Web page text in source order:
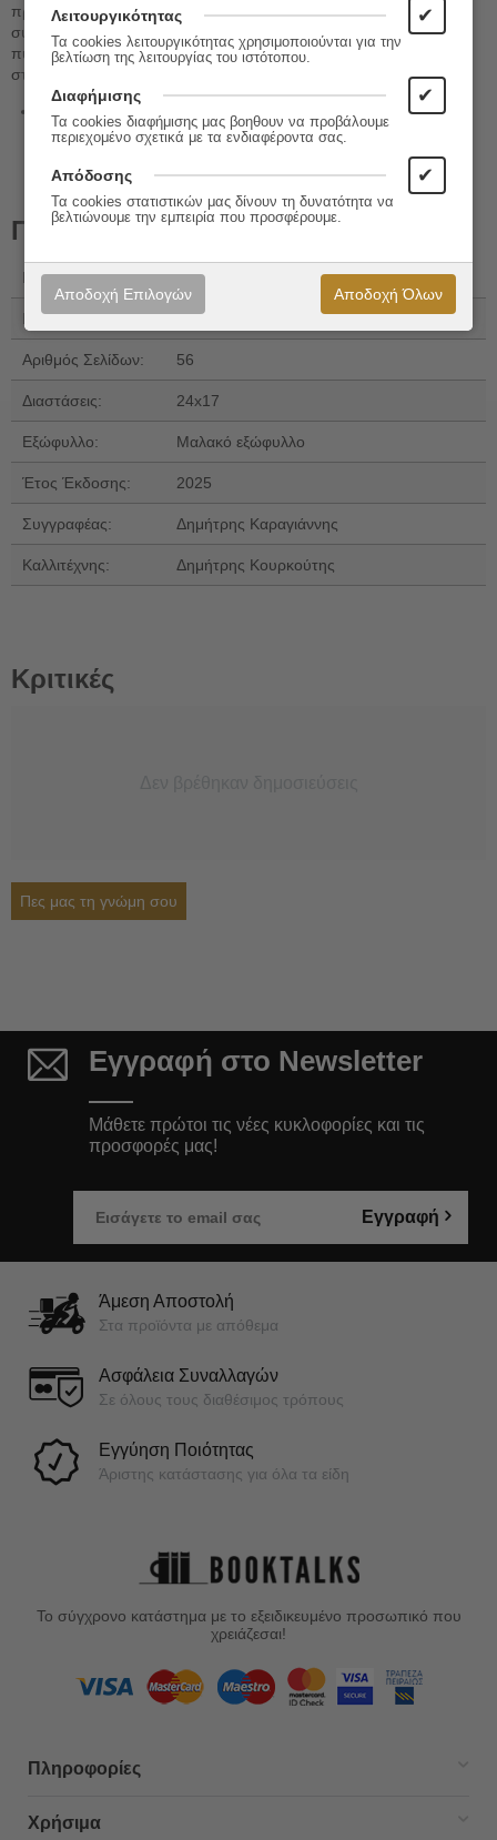
προβληματισμούς. Ο δημιουργός επιχειρεί να εκφράσει με
σύγχρονο τρόπο και άμεσο λόγο όλα εκείνα που συγκροτούν τον
πυρήνα της ύπαρξης, σε μια αλληλουχία σκέψης που καταλήγει
στην πιθανότητα της εξιλέωσης.
Πληροφορίες
Εκδόσεις: Ιωλκός
ISBN 13: 978-960-640-277-7
Αριθμός Σελίδων: 56
Διαστάσεις: 24x17
Εξώφυλλο: Μαλακό εξώφυλλο
Έτος Έκδοσης: 2025
Συγγραφέας: Δημήτρης Καραγιάννης
Καλλιτέχνης: Δημήτρης Κουρκούτης
Κριτικές
Πες μας τη γνώμη σου
Εγγραφή στο Newsletter
Μάθετε πρώτοι τις νέες κυκλοφορίες και τις
προσφορές μας!
Εγγραφή
Άμεση Αποστολή
Στα προϊόντα με απόθεμα
Ασφάλεια Συναλλαγών
Σε όλους τους διαθέσιμος τρόπους
Εγγύηση Ποιότητας
Άριστης κατάστασης για όλα τα είδη
Το σύγχρονο κατάστημα με το εξειδικευμένο προσωπικό που
χρειάζεσαι!
Πληροφορίες
Χρήσιμα
Λειτουργικότητας ✔
Τα cookies λειτουργικότητας χρησιμοποιούνται για την
βελτίωση της λειτουργίας του ιστότοπου.
Διαφήμισης ✔
Τα cookies διαφήμισης μας βοηθουν να προβάλουμε
περιεχομένο σχετικά με τα ενδιαφέροντα σας.
Απόδοσης ✔
Τα cookies στατιστικών μας δίνουν τη δυνατότητα να
βελτιώνουμε την εμπειρία που προσφέρουμε.
Αποδοχή Επιλογών Αποδοχή Όλων